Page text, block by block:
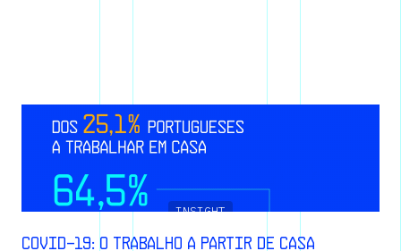
INSIGHT
Covid-19: O trabalho a partir de casa